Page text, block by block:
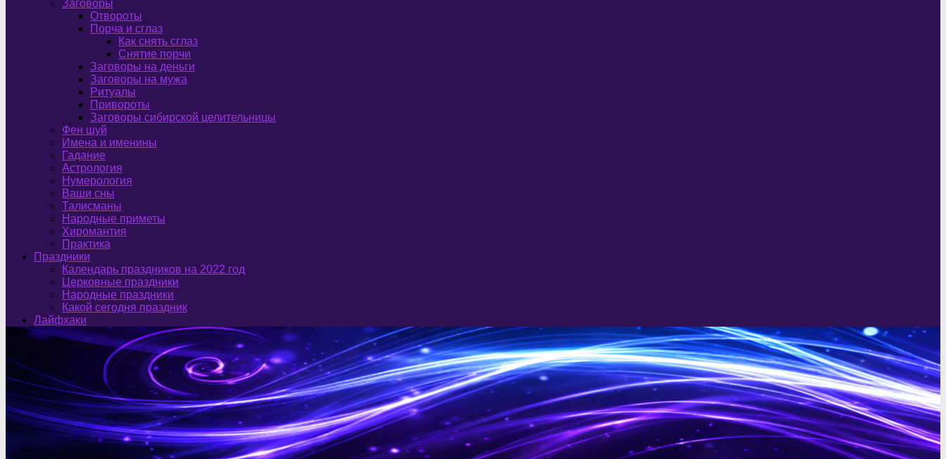
Заговоры
Отвороты
Порча и сглаз
Как снять сглаз
Снятие порчи
Заговоры на деньги
Заговоры на мужа
Ритуалы
Привороты
Заговоры сибирской целительницы
Фен шуй
Имена и именины
Гадание
Астрология
Нумерология
Ваши сны
Талисманы
Народные приметы
Хиромантия
Практика
Праздники
Календарь праздников на 2022 год
Церковные праздники
Народные праздники
Какой сегодня праздник
Лайфхаки